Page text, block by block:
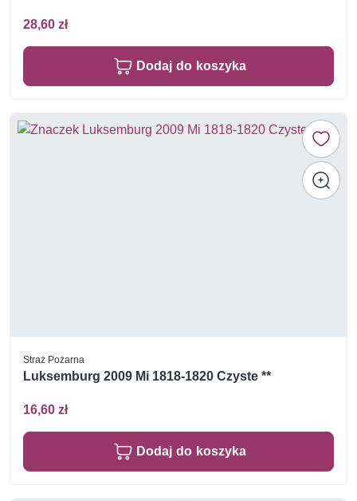
28,60 zł
Dodaj do koszyka
Straż Pożarna
Luksemburg 2009 Mi 1818-1820 Czyste **
16,60 zł
Dodaj do koszyka